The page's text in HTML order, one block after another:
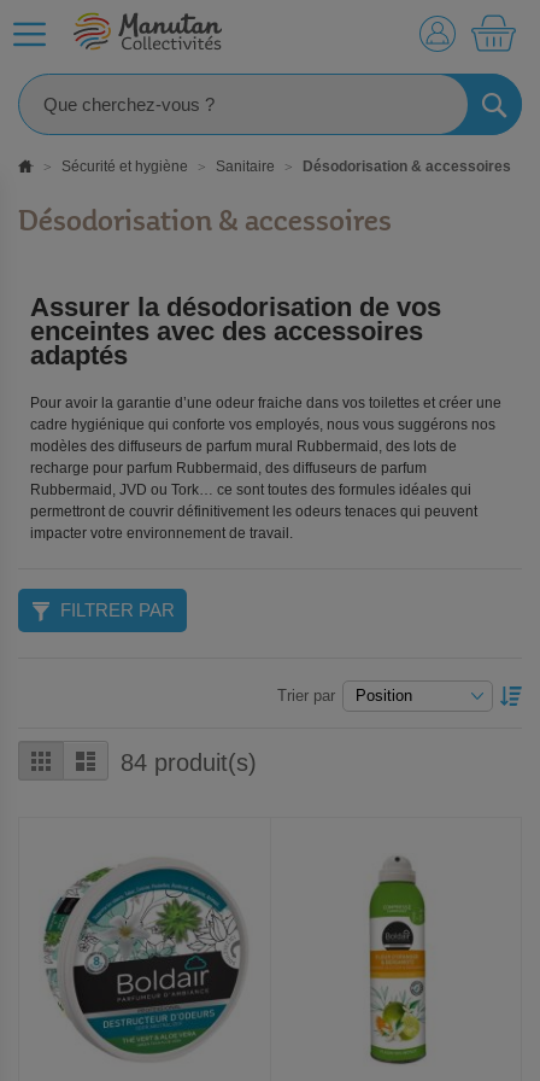
Sécurité et hygiène Sanitaire Désodorisation & accessoires
Désodorisation & accessoires
Assurer la désodorisation de vos
enceintes avec des accessoires
adaptés
Pour avoir la garantie d’une odeur fraiche dans vos toilettes et créer une
cadre hygiénique qui conforte vos employés, nous vous suggérons nos
modèles des diffuseurs de parfum mural Rubbermaid, des lots de
recharge pour parfum Rubbermaid, des diffuseurs de parfum
Rubbermaid, JVD ou Tork… ce sont toutes des formules idéales qui
permettront de couvrir définitivement les odeurs tenaces qui peuvent
impacter votre environnement de travail.
Grille Liste84 produit(s)
Trier par
FILTRER PAR